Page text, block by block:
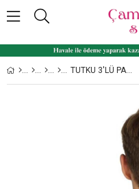
TUTKU 3'LÜ PAKET %100 PAMUK ERKEK SLIP KÜLOT